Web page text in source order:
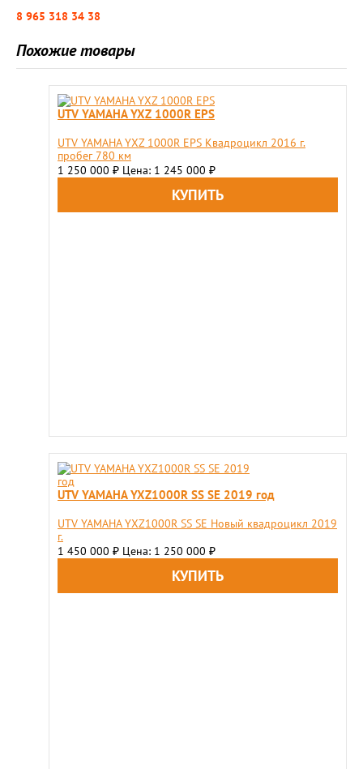
8 965 318 34 38
Похожие товары
UTV YAMAHA YXZ 1000R EPS
UTV YAMAHA YXZ 1000R EPS Квадроцикл 2016 г.
пробег 780 км
1 250 000 ₽ Цена: 1 245 000 ₽
UTV YAMAHA YXZ1000R SS SE 2019 год
UTV YAMAHA YXZ1000R SS SE Новый квадроцикл 2019
г.
1 450 000 ₽ Цена: 1 250 000 ₽